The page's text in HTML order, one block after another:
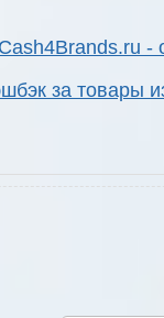
-
за товары